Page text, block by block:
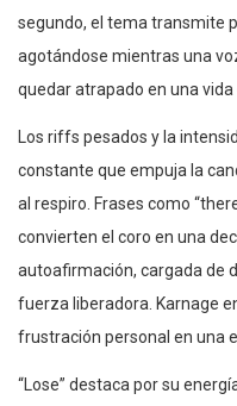
segundo, el tema transmite
agotándose mientras una
quedar atrapado en una vida
Los riffs pesados y la
constante que empuja la
al respiro. Frases como
convierten el coro en una
autoafirmación, cargada de
fuerza liberadora. Karnage
frustración personal en una
“Lose” destaca por su